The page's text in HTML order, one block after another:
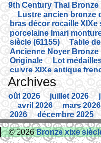
19th Century Thai
Lustre ancien bronze
bras décor rocaille XIXe
porcelaine Imari
siècle (61155)
Table
Ancienne Noyer Bronze
Originale
Lot
cuivre XIXe antique
Archives
août 2026 juillet 2026
avril 2026
mars 2026
2026
décembre 2025
octobre 2025
juillet 2025
juin 2025
© 2026Bronze xixe